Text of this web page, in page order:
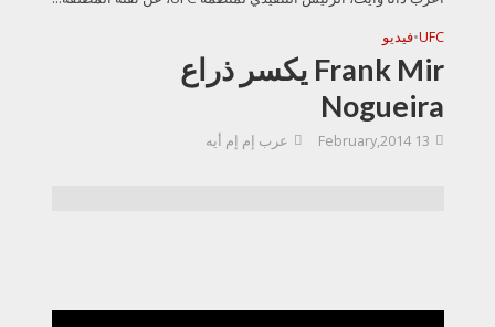
UFC
•فيديو
Frank Mir يكسر ذراع
Nogueira
13 February,2014 عرب إم إم أيه